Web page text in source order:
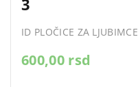
3
ID PLOČICE ZA LJUBIMCE
600,00 rsd